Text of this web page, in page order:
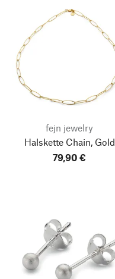
fejn jewelry
Halskette Chain, Gold
79,90 €